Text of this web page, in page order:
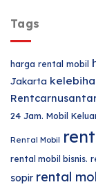
Tags
harga rental mobil
Jakarta
24 Jam. Mobil
Rental Mobil
rental mobil bisnis.
sopir rental